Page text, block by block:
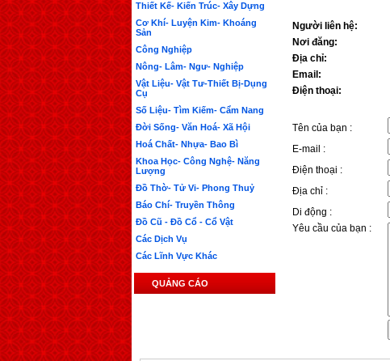
Thiết Kế- Kiến Trúc- Xây Dựng
Cơ Khí- Luyện Kim- Khoáng
Sản
Công Nghiệp
Nông- Lâm- Ngư- Nghiệp
Vật Liệu- Vật Tư-Thiết Bị-Dụng
Cụ
Số Liệu- Tìm Kiếm- Cẩm Nang
Đời Sống- Văn Hoá- Xã Hội
Hoá Chất- Nhựa- Bao Bì
Khoa Học- Công Nghệ- Năng
Lượng
Đồ Thờ- Tử Vi- Phong Thuỷ
Báo Chí- Truyền Thông
Đồ Cũ - Đồ Cổ - Cổ Vật
Các Dịch Vụ
Các Lĩnh Vực Khác
QUẢNG CÁO
Người liên hệ:
Nơi đăng:
Địa chỉ:
Email:
Điện thoại:
Tên của bạn :
E-mail :
Điện thoại :
Địa chỉ :
Di động :
Yêu cầu của bạn :